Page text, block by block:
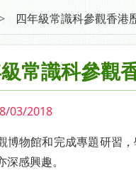
四年級常識科參觀香港
常識科參觀
03/2018
博物館和完成專題研習
深感興趣。